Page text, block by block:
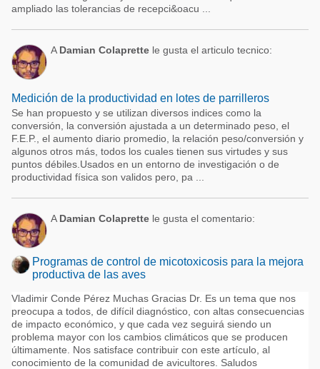
ampliado las tolerancias de recepci&oacu ...
A Damian Colaprette le gusta el articulo tecnico:
Medición de la productividad en lotes de parrilleros
Se han propuesto y se utilizan diversos indices como la
conversión, la conversión ajustada a un determinado peso, el
F.E.P., el aumento diario promedio, la relación peso/conversión y
algunos otros más, todos los cuales tienen sus virtudes y sus
puntos débiles.Usados en un entorno de investigación o de
productividad física son validos pero, pa ...
A Damian Colaprette le gusta el comentario:
Programas de control de micotoxicosis para la mejora
productiva de las aves
Vladimir Conde Pérez Muchas Gracias Dr. Es un tema que nos
preocupa a todos, de difícil diagnóstico, con altas consecuencias
de impacto económico, y que cada vez seguirá siendo un
problema mayor con los cambios climáticos que se producen
últimamente. Nos satisface contribuir con este artículo, al
conocimiento de la comunidad de avicultores. Saludos